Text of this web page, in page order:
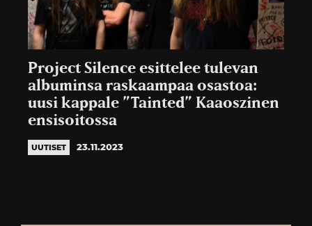
Project Silence esittelee tulevan
albuminsa raskaampaa osastoa:
uusi kappale ”Tainted” Kaaoszinen
ensisoitossa
UUTISET 23.11.2023